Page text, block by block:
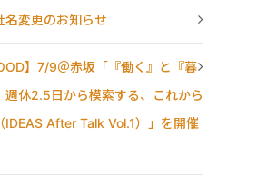
名変更のお知らせ
】7/9＠赤坂「『働く』と『暮
週休2.5日から模索する、これから
IDEAS After Talk Vol.1）」を開催